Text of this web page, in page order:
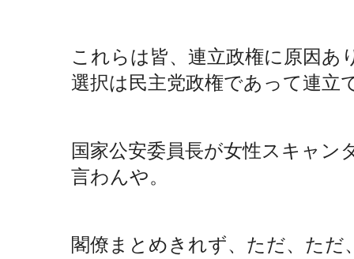
これらは皆、連立政権に原因あ
選択は民主党政権であって連立
国家公安委員長が女性スキャン
言わんや。
閣僚まとめきれず、ただ、ただ